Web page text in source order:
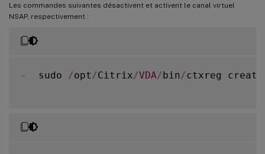
Les commandes suivantes désactivent et activent le canal virtuel
NSAP, respectivement :
-
  sudo
/opt /Citrix/VDA/bin/ctxreg